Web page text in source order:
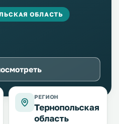
ОБЛАСТЬ
РЕГИОН
Тернопольская
область